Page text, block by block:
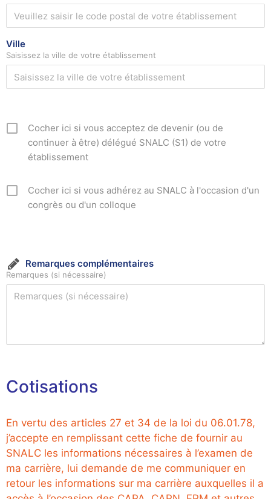
Ville
Saisissez la ville de votre établissement
Cocher ici si vous acceptez de devenir (ou de
continuer à être) délégué SNALC (S1) de votre
établissement
Cocher ici si vous adhérez au SNALC à l'occasion d'un
congrès ou d'un colloque
Remarques complémentaires
Remarques (si nécessaire)
Cotisations
En vertu des articles 27 et 34 de la loi du 06.01.78,
j’accepte en remplissant cette fiche de fournir au
SNALC les informations nécessaires à l’examen de
ma carrière, lui demande de me communiquer en
retour les informations sur ma carrière auxquelles il a